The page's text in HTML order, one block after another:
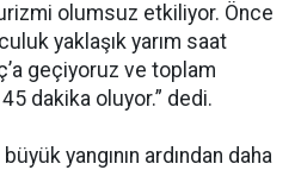
olumsuz etkiliyor. Önce
yaklaşık yarım saat
geçiyoruz ve toplam
dakika oluyor.” dedi.
yangının ardından daha